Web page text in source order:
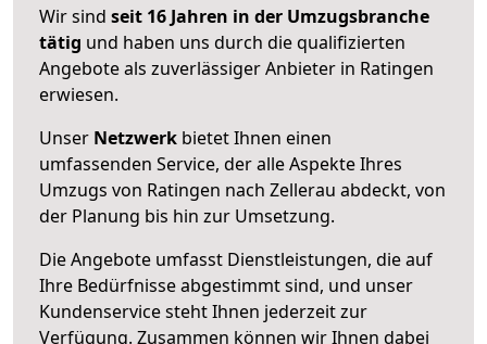
Wir sind seit 16 Jahren in der Umzugsbranche
tätig und haben uns durch die qualifizierten
Angebote als zuverlässiger Anbieter in Ratingen
erwiesen.
Unser Netzwerk bietet Ihnen einen
umfassenden Service, der alle Aspekte Ihres
Umzugs von Ratingen nach Zellerau abdeckt, von
der Planung bis hin zur Umsetzung.
Die Angebote umfasst Dienstleistungen, die auf
Ihre Bedürfnisse abgestimmt sind, und unser
Kundenservice steht Ihnen jederzeit zur
Verfügung. Zusammen können wir Ihnen dabei